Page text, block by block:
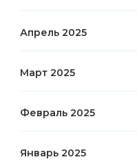
Апрель 2025
Март 2025
Февраль 2025
Январь 2025